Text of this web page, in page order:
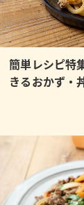
鍋奉行
簡単レシピ特
きるおかず・